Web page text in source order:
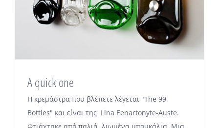
A quick one
Η κρεμάστρα που βλέπετε λέγεται "The 99
Bottles" και είναι της Lina Eenartonyte-Auste.